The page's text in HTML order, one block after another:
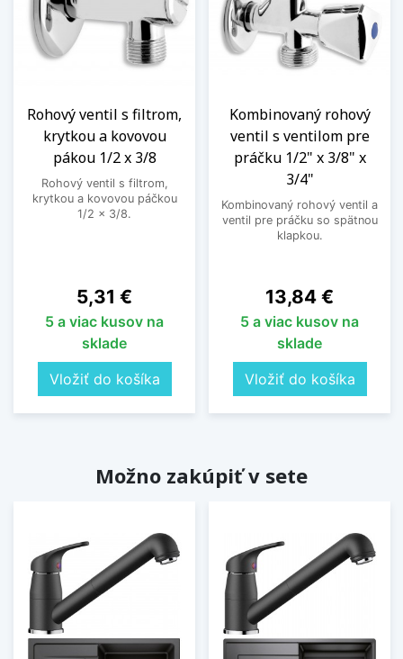
Rohový ventil s filtrom,
krytkou a kovovou
pákou 1/2 x 3/8
Rohový ventil s filtrom,
krytkou a kovovou páčkou
1/2 x 3/8.
Cena
5,31 €
5 a viac kusov na
sklade
Vložiť do košíka
Kombinovaný rohový
ventil s ventilom pre
práčku 1/2" x 3/8" x
3/4"
Kombinovaný rohový ventil a
ventil pre práčku so spätnou
klapkou.
Cena
13,84 €
5 a viac kusov na
sklade
Vložiť do košíka
Možno zakúpiť v sete